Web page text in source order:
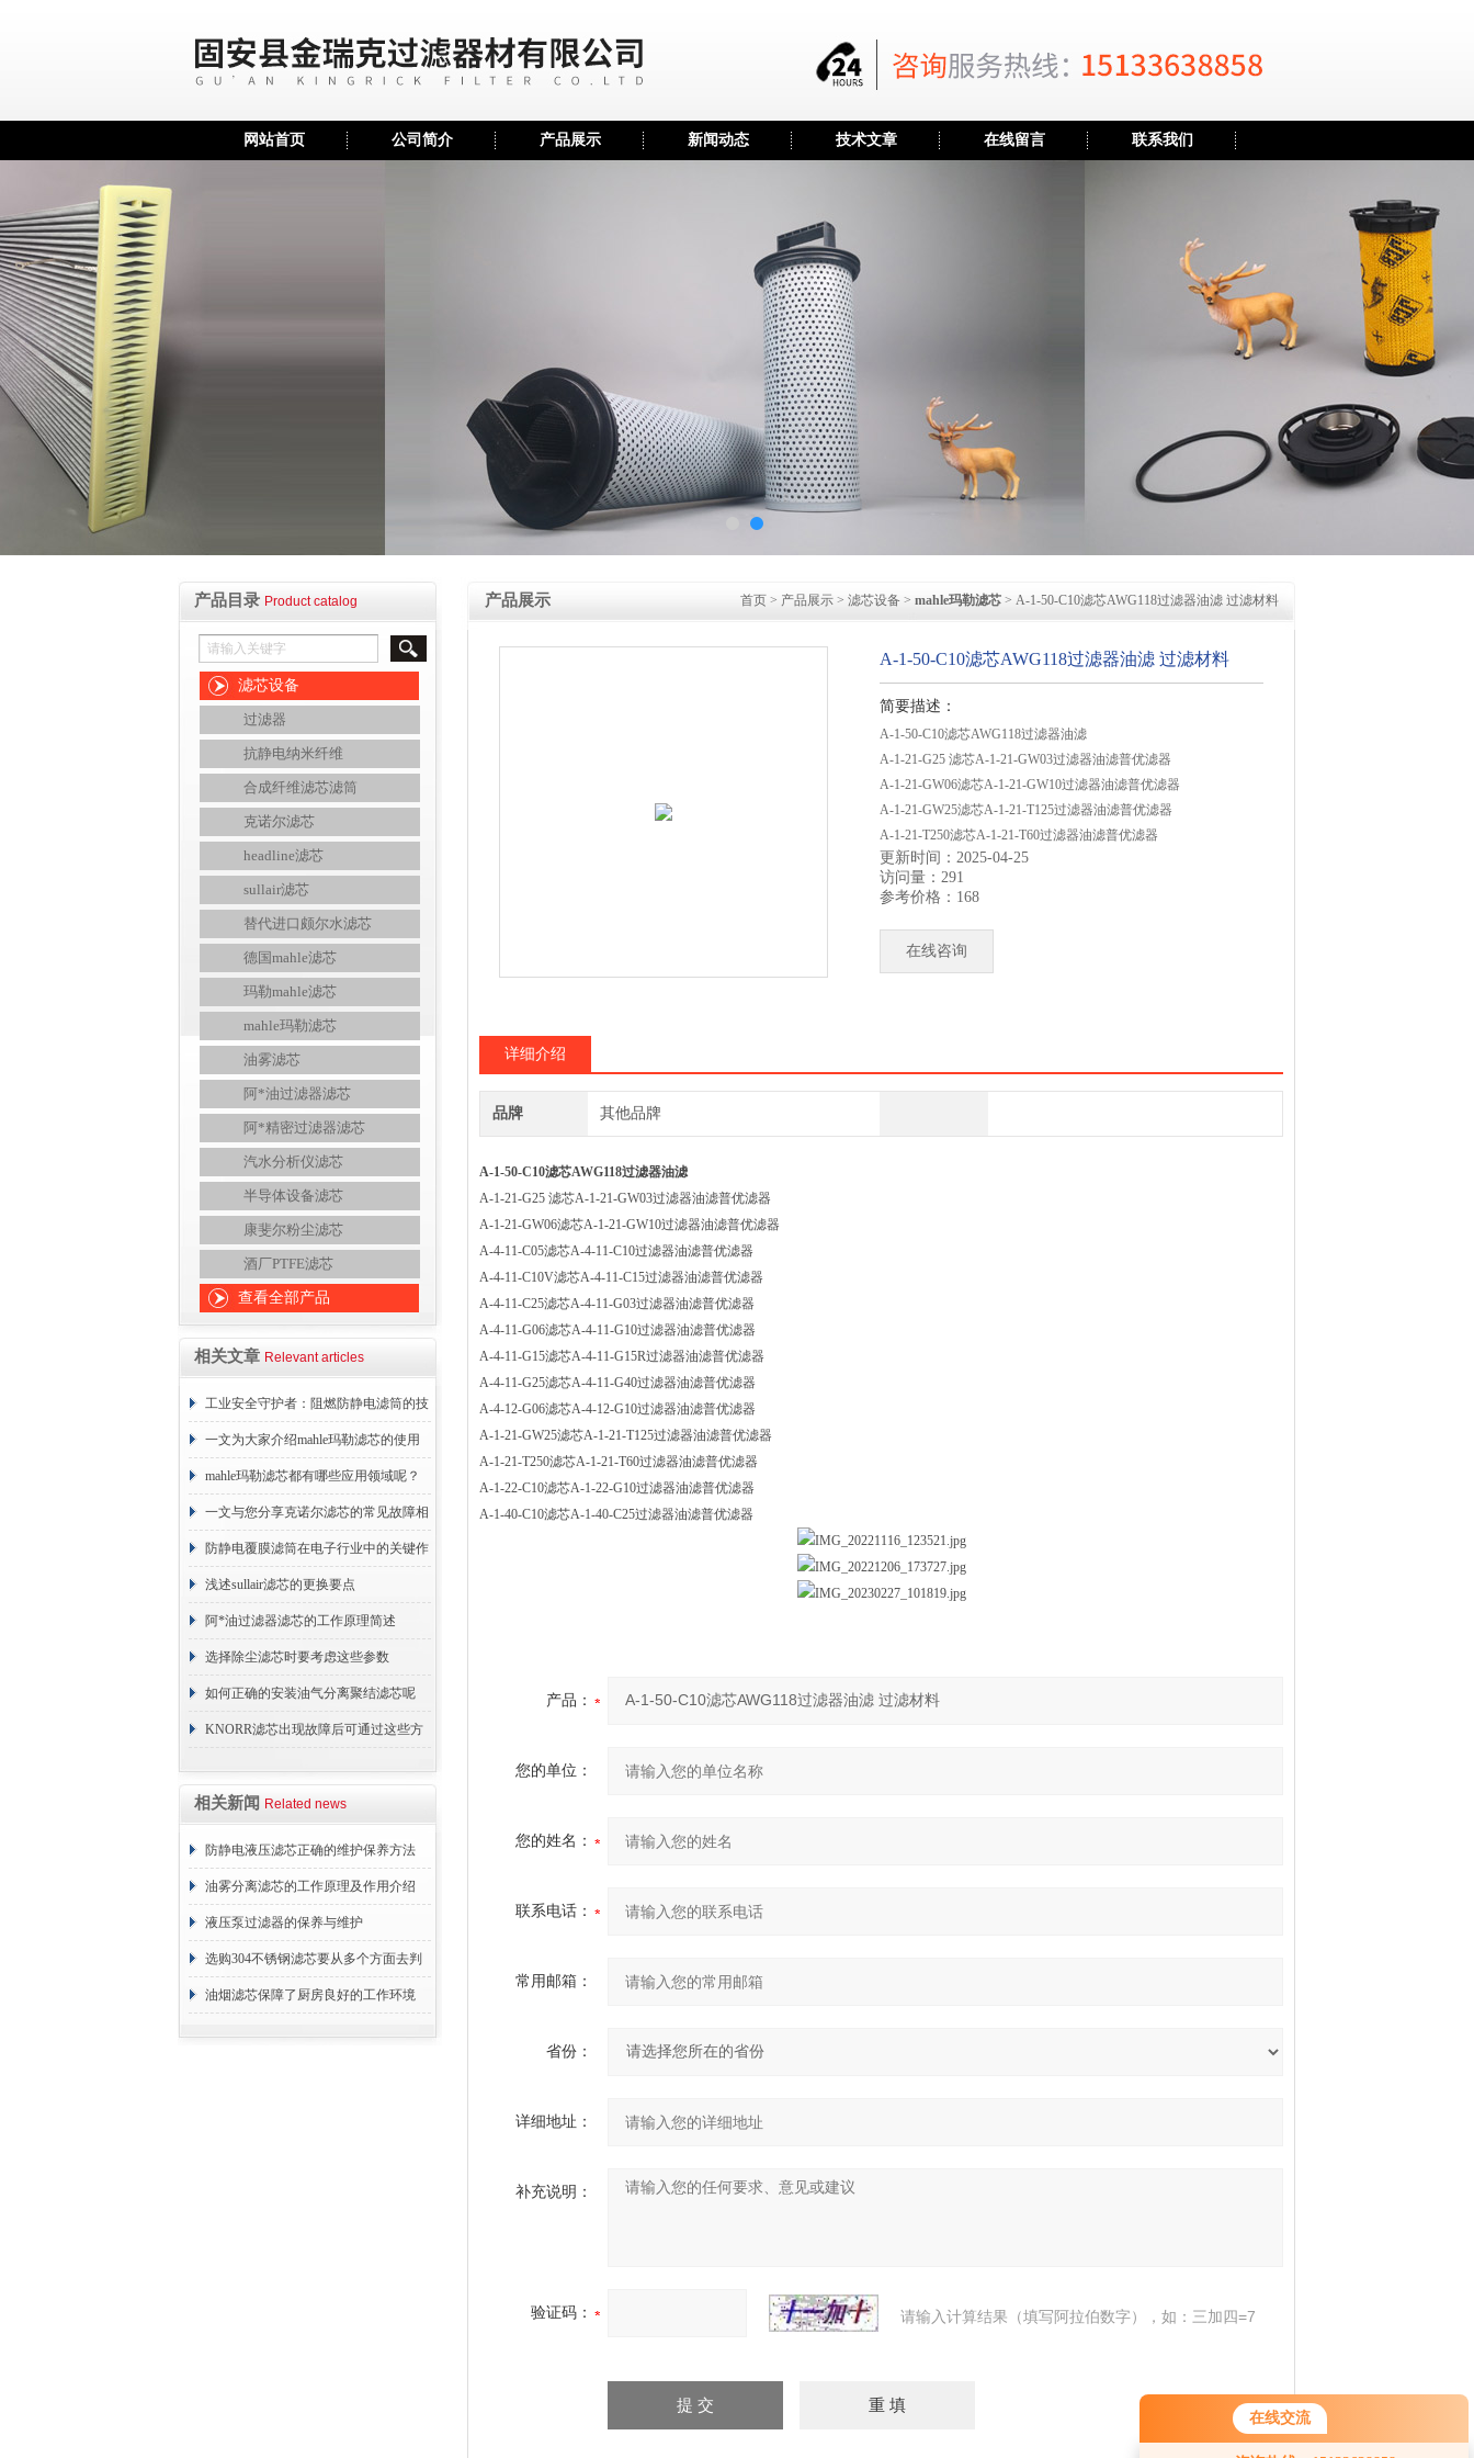
在线交流
网站首页 公司简介 产品展示 新闻动态 技术文章 在线留言 联系我们
产品目录 Product catalog
滤芯设备
过滤器
抗静电纳米纤维
合成纤维滤芯滤筒
克诺尔滤芯
headline滤芯
sullair滤芯
替代进口颇尔水滤芯
德国mahle滤芯
玛勒mahle滤芯
mahle玛勒滤芯
油雾滤芯
阿*油过滤器滤芯
阿*精密过滤器滤芯
汽水分析仪滤芯
半导体设备滤芯
康斐尔粉尘滤芯
酒厂PTFE滤芯
查看全部产品
相关文章 Relevant articles
工业安全守护者：阻燃防静电滤筒的技
术原理与应用解析
一文为大家介绍mahle玛勒滤芯的使用
原理
mahle玛勒滤芯都有哪些应用领域呢？
一文与您分享克诺尔滤芯的常见故障相
应解决方法
防静电覆膜滤筒在电子行业中的关键作
用
浅述sullair滤芯的更换要点
阿*油过滤器滤芯的工作原理简述
选择除尘滤芯时要考虑这些参数
如何正确的安装油气分离聚结滤芯呢
KNORR滤芯出现故障后可通过这些方
相关新闻 Related news
防静电液压滤芯正确的维护保养方法
油雾分离滤芯的工作原理及作用介绍
液压泵过滤器的保养与维护
选购304不锈钢滤芯要从多个方面去判
断
油烟滤芯保障了厨房良好的工作环境
产品展示 首页 > 产品展示 > 滤芯设备 > mahle玛勒滤芯 > A-1-50-C10滤芯AWG118过滤器油滤 过滤材料
A-1-50-C10滤芯AWG118过滤器油滤 过滤材料
简要描述：
A-1-50-C10滤芯AWG118过滤器油滤
A-1-21-G25 滤芯A-1-21-GW03过滤器油滤普优滤器
A-1-21-GW06滤芯A-1-21-GW10过滤器油滤普优滤器
A-1-21-GW25滤芯A-1-21-T125过滤器油滤普优滤器
A-1-21-T250滤芯A-1-21-T60过滤器油滤普优滤器
A-1-22-C10滤芯A-1-22-G10过滤器油滤普优滤器
A-1-40-C1
更新时间：2025-04-25
访问量：291
参考价格：168
在线咨询
详细介绍
品牌 其他品牌
A-1-50-C10滤芯AWG118过滤器油滤
A-1-21-G25 滤芯A-1-21-GW03过滤器油滤普优滤器
A-1-21-GW06滤芯A-1-21-GW10过滤器油滤普优滤器
A-4-11-C05滤芯A-4-11-C10过滤器油滤普优滤器
A-4-11-C10V滤芯A-4-11-C15过滤器油滤普优滤器
A-4-11-C25滤芯A-4-11-G03过滤器油滤普优滤器
A-4-11-G06滤芯A-4-11-G10过滤器油滤普优滤器
A-4-11-G15滤芯A-4-11-G15R过滤器油滤普优滤器
A-4-11-G25滤芯A-4-11-G40过滤器油滤普优滤器
A-4-12-G06滤芯A-4-12-G10过滤器油滤普优滤器
A-1-21-GW25滤芯A-1-21-T125过滤器油滤普优滤器
A-1-21-T250滤芯A-1-21-T60过滤器油滤普优滤器
A-1-22-C10滤芯A-1-22-G10过滤器油滤普优滤器
A-1-40-C10滤芯A-1-40-C25过滤器油滤普优滤器
产品：
您的单位：
您的姓名：
联系电话：
常用邮箱：
省份：
详细地址：
补充说明：
验证码： 请输入计算结果（填写阿拉伯数字），如：三加四=7